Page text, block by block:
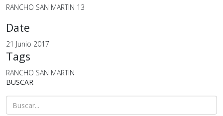
RANCHO SAN MARTIN 13
Date
21 Junio 2017
Tags
RANCHO SAN MARTIN
BUSCAR